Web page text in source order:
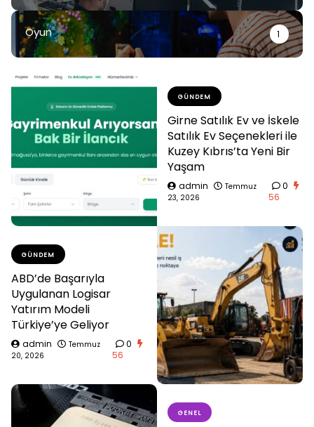
Oyun 1
GÜNDEM
Girne Satılık Ev ve İskele
Satılık Ev Seçenekleri ile
Kuzey Kıbrıs’ta Yeni Bir
Yaşam
admin
Temmuz
23, 2026
0
56
GÜNDEM
ABD’de Başarıyla
Uygulanan Logisar
Yatırım Modeli
Türkiye’ye Geliyor
admin
Temmuz
20, 2026
0
56
GENEL